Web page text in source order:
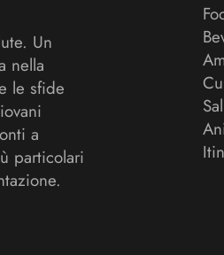
Un
nella
le sfide
a
particolari